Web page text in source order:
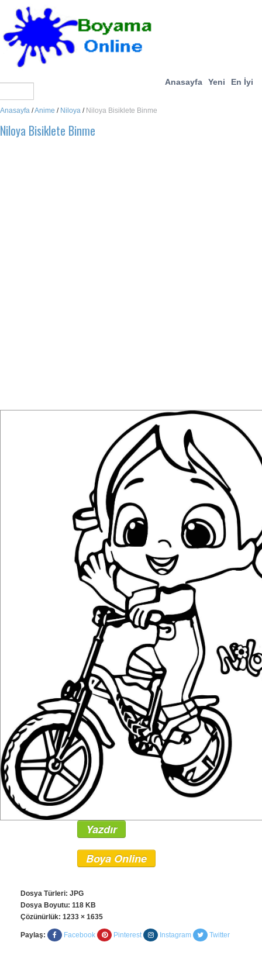
Anasayfa Yeni En İyi
Anasayfa /Anime / Niloya / Niloya Bisiklete Binme
Niloya Bisiklete Binme
Yazdır
Boya Online
Dosya Türleri: JPG
Dosya Boyutu: 118 KB
Çözünürlük: 1233 × 1635
Paylaş: Facebook Pinterest Instagram Twitter